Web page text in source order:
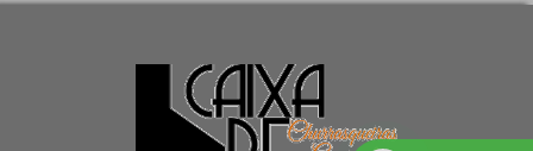
CHURRASQUEIRA MODERNA INOX
CHURRASQUEIRA MODERNA PARA APARTAMENTO